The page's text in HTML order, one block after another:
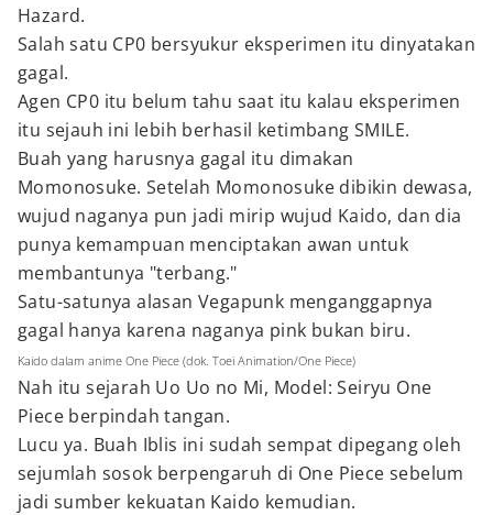
Hazard.
Salah satu CP0 bersyukur eksperimen itu dinyatakan
gagal.
Agen CP0 itu belum tahu saat itu kalau eksperimen
itu sejauh ini lebih berhasil ketimbang SMILE.
Buah yang harusnya gagal itu dimakan
Momonosuke. Setelah Momonosuke dibikin dewasa,
wujud naganya pun jadi mirip wujud Kaido, dan dia
punya kemampuan menciptakan awan untuk
membantunya "terbang."
Satu-satunya alasan Vegapunk menganggapnya
gagal hanya karena naganya pink bukan biru.
Kaido dalam anime One Piece (dok. Toei Animation/One Piece)
Nah itu sejarah Uo Uo no Mi, Model: Seiryu One
Piece berpindah tangan.
Lucu ya. Buah Iblis ini sudah sempat dipegang oleh
sejumlah sosok berpengaruh di One Piece sebelum
jadi sumber kekuatan Kaido kemudian.